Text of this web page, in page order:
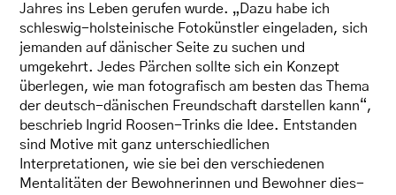
Jahres ins Leben gerufen wurde. „Dazu habe ich
schleswig-holsteinische Fotokünstler eingeladen, sich
jemanden auf dänischer Seite zu suchen und
umgekehrt. Jedes Pärchen sollte sich ein Konzept
überlegen, wie man fotografisch am besten das Thema
der deutsch-dänischen Freundschaft darstellen kann“,
beschrieb Ingrid Roosen-Trinks die Idee. Entstanden
sind Motive mit ganz unterschiedlichen
Interpretationen, wie sie bei den verschiedenen
Mentalitäten der Bewohnerinnen und Bewohner dies-